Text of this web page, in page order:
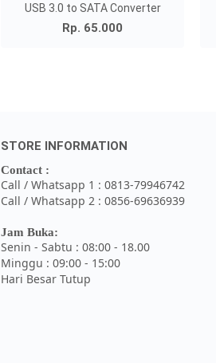
USB 3.0 to SATA Converter
Rp. 65.000
STORE INFORMATION
Contact :
Call / Whatsapp 1 : 0813-79946742
Call / Whatsapp 2 : 0856-69636939
Jam Buka:
Senin - Sabtu : 08:00 - 18.00
Minggu : 09:00 - 15:00
Hari Besar Tutup